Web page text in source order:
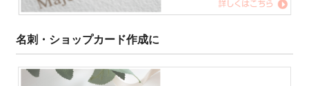
名刺・ショップカード作成に